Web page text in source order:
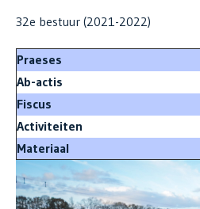
32e bestuur (2021-2022)
Praeses
Ab-actis
Fiscus
Activiteiten
Materiaal